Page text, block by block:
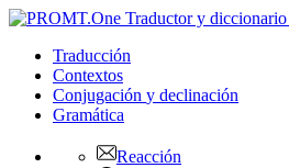
Traducción
Contextos
Conjugación y declinación
Gramática
Reacción